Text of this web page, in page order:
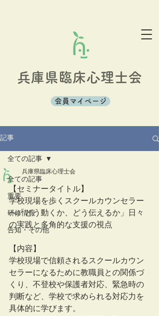
兵庫県臨床心理士会
会員マイページ
記事
全ての記事
重要
研修情報
告知・その他
全ての記事
兵庫県臨床心理士会
【セミナータイトル】
学校現場を歩くスクールカウンセラー
へ「どう動くか、どう伝えるか」日々
の実践と多角的な支援の視点
【内容】
学校現場で信頼されるスクールカウン
セラーになるために教職員との関係づ
くり、不登校や保護者対応、緊急時の
判断など、学校で求められる対応⼒を
具体的に学びます。